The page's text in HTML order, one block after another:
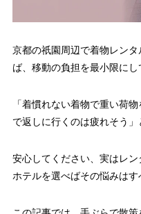
京都の祇園周辺で着物レン
ば、移動の負担を最小限にし
「着慣れない着物で重い荷
で返しに行くのは疲れそう
安心してください、実はレ
ホテルを選べばその悩みはす